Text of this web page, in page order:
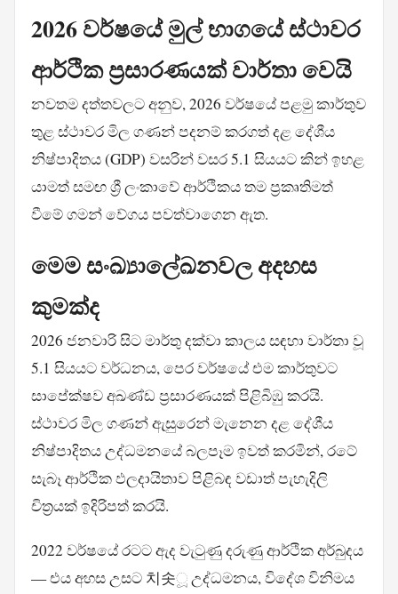
2026 වර්ෂයේ මුල් භාගයේ ස්ථාවර
ආර්ථික ප්‍රසාරණයක් වාර්තා වෙයි
නවතම දත්තවලට අනුව, 2026 වර්ෂයේ පළමු කාර්තුව
තුළ ස්ථාවර මිල ගණන් පදනම් කරගත් දළ දේශීය
නිෂ්පාදිතය (GDP) වසරින් වසර 5.1 සියයට කින් ඉහළ
යාමත් සමඟ ශ්‍රී ලංකාවේ ආර්ථිකය තම ප්‍රකෘතිමත්
වීමේ ගමන් වේගය පවත්වාගෙන ඇත.
මෙම සංඛ්‍යාලේඛනවල අදහස
කුමක්ද
2026 ජනවාරි සිට මාර්තු දක්වා කාලය සඳහා වාර්තා වූ
5.1 සියයට වර්ධනය, පෙර වර්ෂයේ එම කාර්තුවට
සාපේක්ෂව අඛණ්ඩ ප්‍රසාරණයක් පිළිබිඹු කරයි.
ස්ථාවර මිල ගණන් ඇසුරෙන් මැනෙන දළ දේශීය
නිෂ්පාදිතය උද්ධමනයේ බලපෑම ඉවත් කරමින්, රටේ
සැබෑ ආර්ථික ඵලදායිතාව පිළිබඳ වඩාත් පැහැදිලි
චිත්‍රයක් ඉදිරිපත් කරයි.
2022 වර්ෂයේ රටට ඇද වැටුණු දරුණු ආර්ථික අර්බුදය
— එය අහස උසට 치솟ූ උද්ධමනය, විදේශ විනිමය